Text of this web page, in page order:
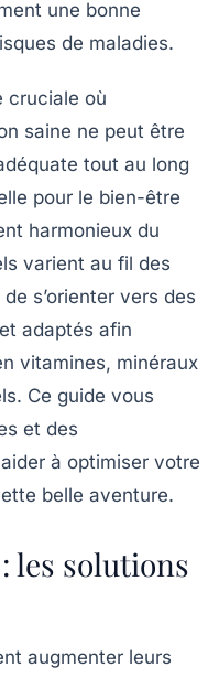
une bonne
de maladies.
cruciale où
saine ne peut être
tout au long
pour le bien-être
harmonieux du
varient au fil des
s’orienter vers des
et adaptés afin
vitamines, minéraux
Ce guide vous
et des
à optimiser votre
belle aventure.
les solutions
augmenter leurs